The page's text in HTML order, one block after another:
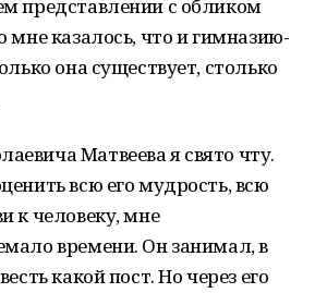
представлении с обликом
мне казалось, что и гимназию-
она существует, столько
Матвеева я свято чту.
всю его мудрость, всю
к человеку, мне
времени. Он занимал, в
какой пост. Но через его